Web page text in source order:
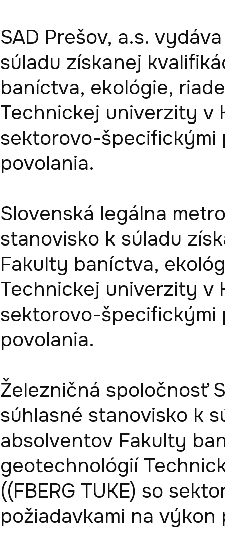
SAD Prešov, a.s.
súladu získanej
baníctva, ekológie,
Technickej univerzity v
sektorovo-špecifickými
povolania.
Slovenská legálna
stanovisko k súladu
Fakulty baníctva,
Technickej univerzity v
sektorovo-špecifickými
povolania.
Železničná spoločnosť
súhlasné stanovisko k
absolventov Fakulty
geotechnológií
((FBERG TUKE) so
požiadavkami na výkon